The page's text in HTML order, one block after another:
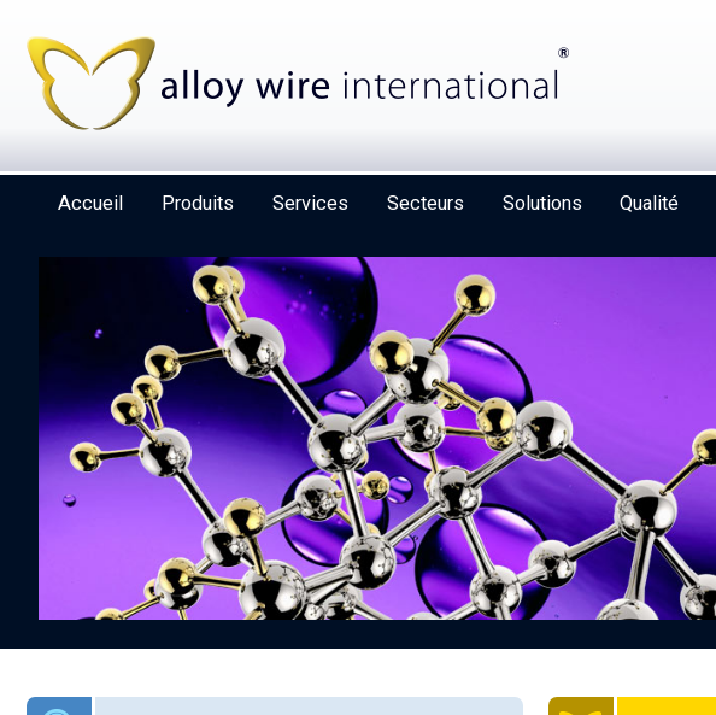
Accueil Produits Services Secteurs Solutions Qualité